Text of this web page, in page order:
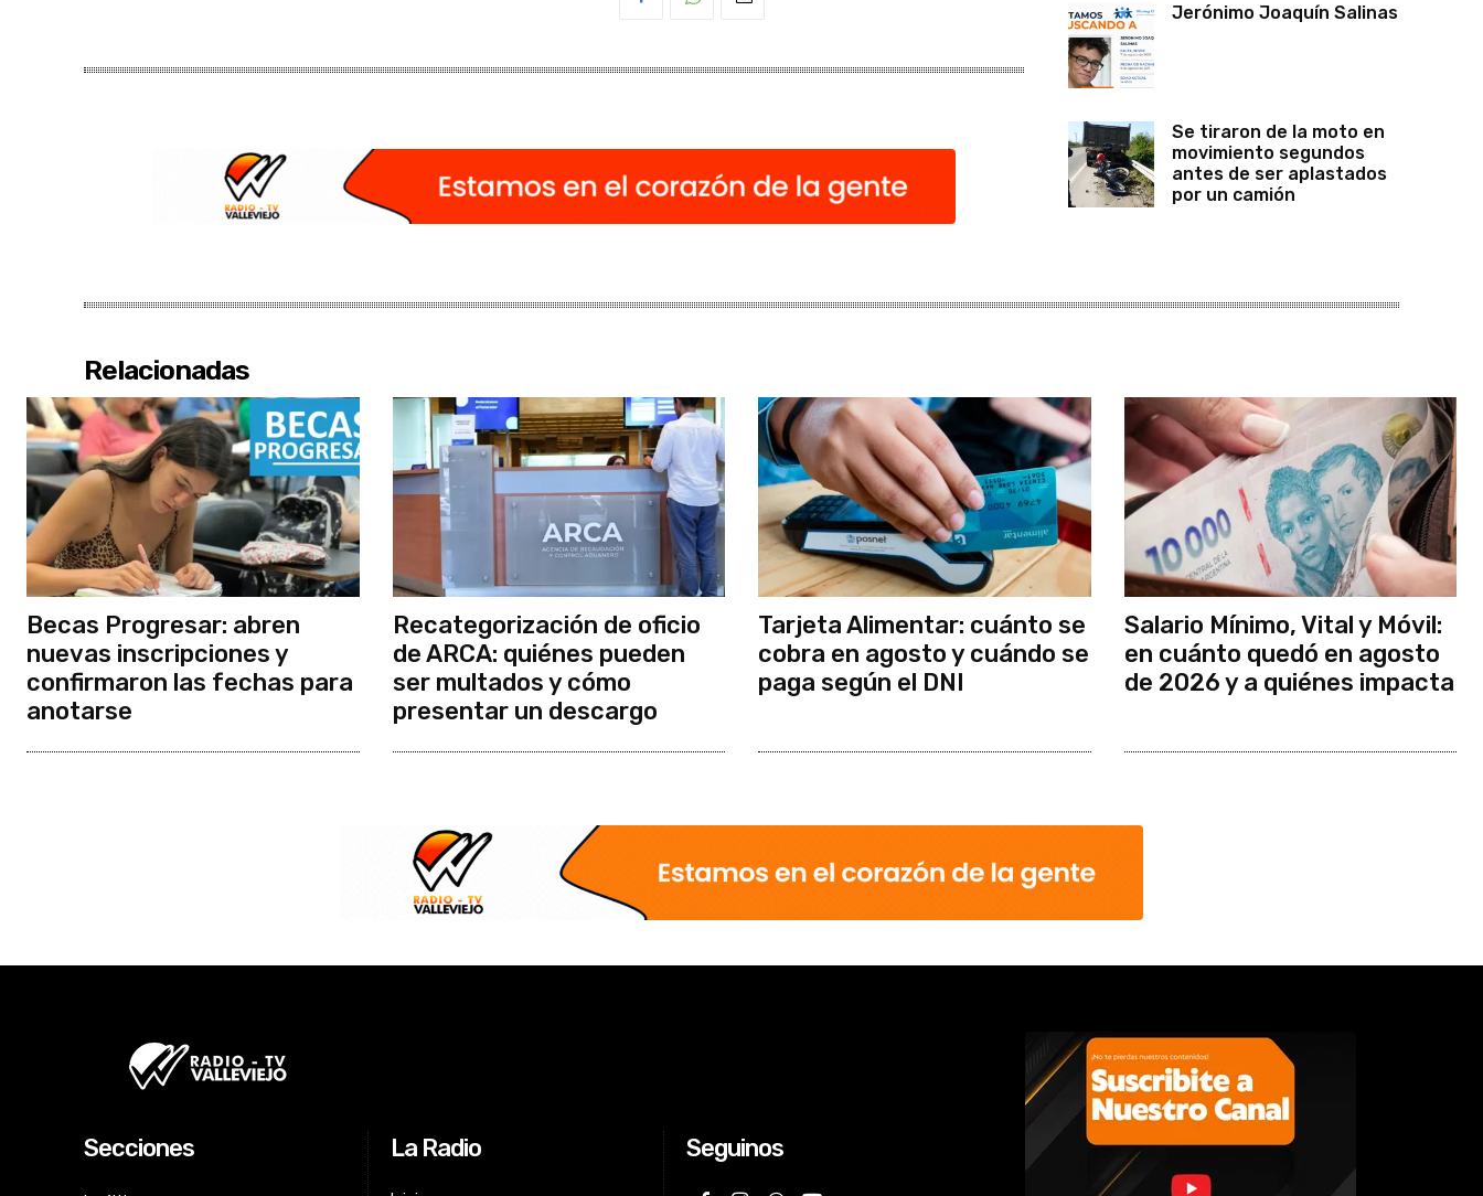
Jerónimo Joaquín Salinas
Se tiraron de la moto en
movimiento segundos
antes de ser aplastados
por un camión
Relacionadas
Becas Progresar: abren
nuevas inscripciones y
confirmaron las fechas para
anotarse
Recategorización de oficio
de ARCA: quiénes pueden
ser multados y cómo
presentar un descargo
Tarjeta Alimentar: cuánto se
cobra en agosto y cuándo se
paga según el DNI
Salario Mínimo, Vital y Móvil:
en cuánto quedó en agosto
de 2026 y a quiénes impacta
Secciones La Radio Seguinos